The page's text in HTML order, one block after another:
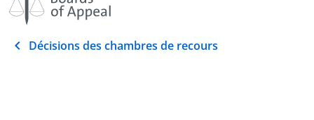
Décisions des chambres de recours